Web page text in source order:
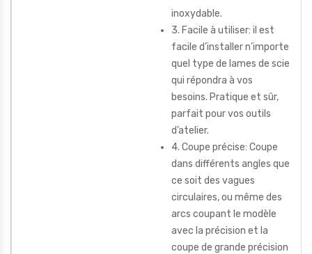
inoxydable.
3. Facile à utiliser: il est
facile d’installer n’importe
quel type de lames de scie
qui répondra à vos
besoins. Pratique et sûr,
parfait pour vos outils
d’atelier.
4. Coupe précise: Coupe
dans différents angles que
ce soit des vagues
circulaires, ou même des
arcs coupant le modèle
avec la précision et la
coupe de grande précision